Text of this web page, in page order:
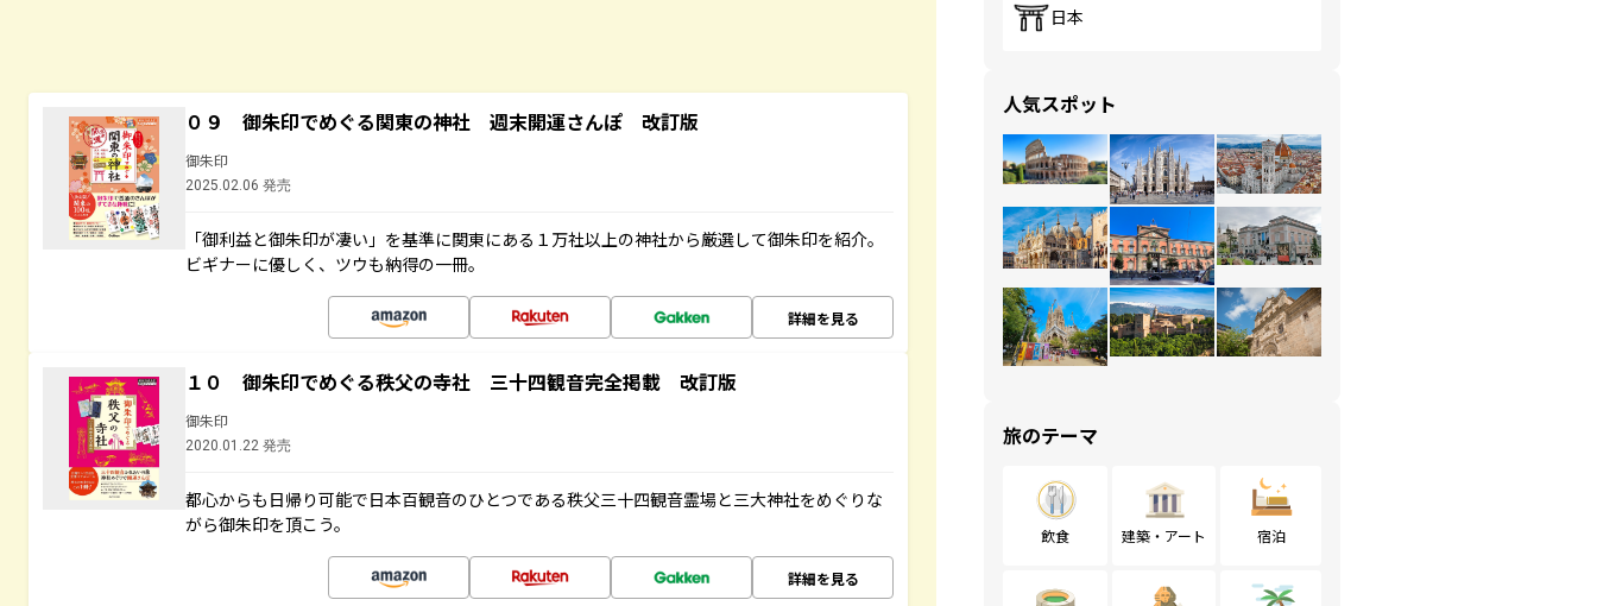
０９ 御朱印でめぐる関東の神社 週末開運さんぽ 改訂版
御朱印
2025.02.06 発売
「御利益と御朱印が凄い」を基準に関東にある１万社以上の神社から厳選して御朱印を紹介。
ビギナーに優しく、ツウも納得の一冊。
詳細を見る
１０ 御朱印でめぐる秩父の寺社 三十四観音完全掲載 改訂版
御朱印
2020.01.22 発売
都心からも日帰り可能で日本百観音のひとつである秩父三十四観音霊場と三大神社をめぐりな
がら御朱印を頂こう。
詳細を見る
日本
人気スポット
旅のテーマ
飲食 建築・アート 宿泊